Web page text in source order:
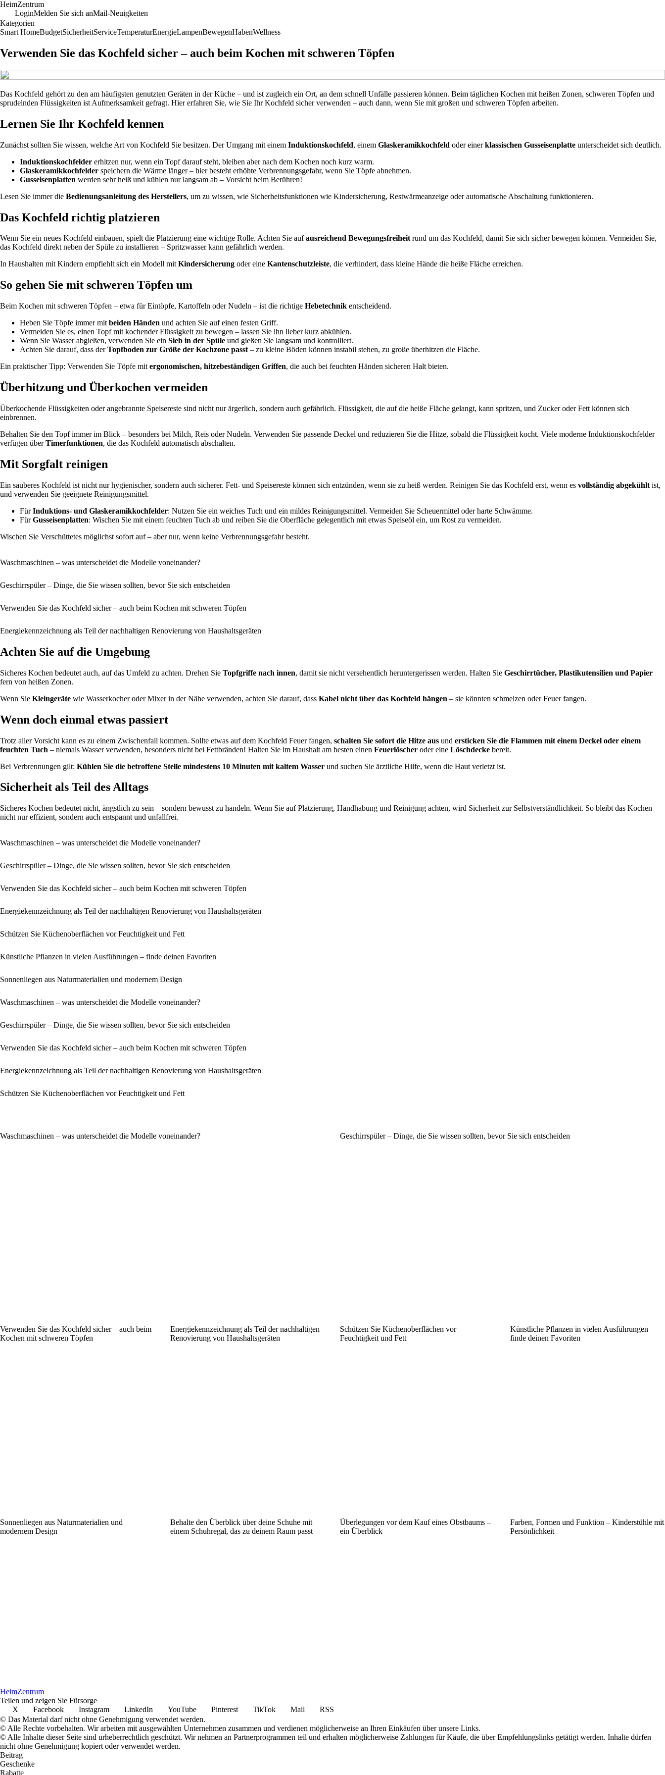
HeimZentrum
LoginMelden Sie sich anMail-Neuigkeiten
Kategorien
Smart HomeBudgetSicherheitServiceTemperaturEnergieLampenBewegenHabenWellness
Verwenden Sie das Kochfeld sicher – auch beim Kochen mit schweren Töpfen
Das Kochfeld gehört zu den am häufigsten genutzten Geräten in der Küche – und ist zugleich ein Ort, an dem schnell Unfälle passieren können. Beim täglichen Kochen mit heißen Zonen, schweren Töpfen und
sprudelnden Flüssigkeiten ist Aufmerksamkeit gefragt. Hier erfahren Sie, wie Sie Ihr Kochfeld sicher verwenden – auch dann, wenn Sie mit großen und schweren Töpfen arbeiten.
Lernen Sie Ihr Kochfeld kennen
Zunächst sollten Sie wissen, welche Art von Kochfeld Sie besitzen. Der Umgang mit einem Induktionskochfeld, einem Glaskeramikkochfeld oder einerklassischen Gusseisenplatte unterscheidet sich deutlich.
Induktionskochfelder erhitzen nur, wenn ein Topf darauf steht, bleiben aber nach dem Kochen noch kurz warm.
Glaskeramikkochfelder speichern die Wärme länger – hier besteht erhöhte Verbrennungsgefahr, wenn Sie Töpfe abnehmen.
Gusseisenplatten werden sehr heiß und kühlen nur langsam ab – Vorsicht beim Berühren!
Lesen Sie immer die Bedienungsanleitung des Herstellers, um zu wissen, wie Sicherheitsfunktionen wie Kindersicherung, Restwärmeanzeige oder automatische Abschaltung funktionieren.
Das Kochfeld richtig platzieren
Wenn Sie ein neues Kochfeld einbauen, spielt die Platzierung eine wichtige Rolle. Achten Sie aufausreichend Bewegungsfreiheitrund um das Kochfeld, damit Sie sich sicher bewegen können. Vermeiden Sie,
das Kochfeld direkt neben der Spüle zu installieren – Spritzwasser kann gefährlich werden.
In Haushalten mit Kindern empfiehlt sich ein Modell mitKindersicherung oder eine Kantenschutzleiste, die verhindert, dass kleine Hände die heiße Fläche erreichen.
So gehen Sie mit schweren Töpfen um
Beim Kochen mit schweren Töpfen – etwa für Eintöpfe, Kartoffeln oder Nudeln – ist die richtige Hebetechnik entscheidend.
Heben Sie Töpfe immer mit beiden Händen und achten Sie auf einen festen Griff.
Vermeiden Sie es, einen Topf mit kochender Flüssigkeit zu bewegen – lassen Sie ihn lieber kurz abkühlen.
Wenn Sie Wasser abgießen, verwenden Sie ein Sieb in der Spüle und gießen Sie langsam und kontrolliert.
Achten Sie darauf, dass derTopfboden zur Größe der Kochzone passt – zu kleine Böden können instabil stehen, zu große überhitzen die Fläche.
Ein praktischer Tipp: Verwenden Sie Töpfe mit ergonomischen, hitzebeständigen Griffen, die auch bei feuchten Händen sicheren Halt bieten.
Überhitzung und Überkochen vermeiden
Überkochende Flüssigkeiten oder angebrannte Speisereste sind nicht nur ärgerlich, sondern auch gefährlich. Flüssigkeit, die auf die heiße Fläche gelangt, kann spritzen, und Zucker oder Fett können sich
einbrennen.
Behalten Sie den Topf immer im Blick – besonders bei Milch, Reis oder Nudeln. Verwenden Sie passende Deckel und reduzieren Sie die Hitze, sobald die Flüssigkeit kocht. Viele moderne Induktionskochfelder
verfügen überTimerfunktionen, die das Kochfeld automatisch abschalten.
Mit Sorgfalt reinigen
Ein sauberes Kochfeld ist nicht nur hygienischer, sondern auch sicherer. Fett- und Speisereste können sich entzünden, wenn sie zu heiß werden. Reinigen Sie das Kochfeld erst, wenn es vollständig abgekühlt ist,
und verwenden Sie geeignete Reinigungsmittel.
FürInduktions- und Glaskeramikkochfelder: Nutzen Sie ein weiches Tuch und ein mildes Reinigungsmittel. Vermeiden Sie Scheuermittel oder harte Schwämme.
FürGusseisenplatten: Wischen Sie mit einem feuchten Tuch ab und reiben Sie die Oberfläche gelegentlich mit etwas Speiseöl ein, um Rost zu vermeiden.
Wischen Sie Verschüttetes möglichst sofort auf – aber nur, wenn keine Verbrennungsgefahr besteht.
Waschmaschinen – was unterscheidet die Modelle voneinander?
Geschirrspüler – Dinge, die Sie wissen sollten, bevor Sie sich entscheiden
Verwenden Sie das Kochfeld sicher – auch beim Kochen mit schweren Töpfen
Energiekennzeichnung als Teil der nachhaltigen Renovierung von Haushaltsgeräten
Achten Sie auf die Umgebung
Sicheres Kochen bedeutet auch, auf das Umfeld zu achten. Drehen Sie Topfgriffe nach innen, damit sie nicht versehentlich heruntergerissen werden. Halten Sie Geschirrtücher, Plastikutensilien und Papier
fern von heißen Zonen.
Wenn Sie Kleingeräte wie Wasserkocher oder Mixer in der Nähe verwenden, achten Sie darauf, dass Kabel nicht über das Kochfeld hängen – sie könnten schmelzen oder Feuer fangen.
Wenn doch einmal etwas passiert
Trotz aller Vorsicht kann es zu einem Zwischenfall kommen. Sollte etwas auf dem Kochfeld Feuer fangen, schalten Sie sofort die Hitze aus und ersticken Sie die Flammen mit einem Deckel oder einem
feuchten Tuch – niemals Wasser verwenden, besonders nicht bei Fettbränden! Halten Sie im Haushalt am besten einen Feuerlöscher oder eine Löschdecke bereit.
Bei Verbrennungen gilt: Kühlen Sie die betroffene Stelle mindestens 10 Minuten mit kaltem Wasser und suchen Sie ärztliche Hilfe, wenn die Haut verletzt ist.
Sicherheit als Teil des Alltags
Sicheres Kochen bedeutet nicht, ängstlich zu sein – sondern bewusst zu handeln. Wenn Sie auf Platzierung, Handhabung und Reinigung achten, wird Sicherheit zur Selbstverständlichkeit. So bleibt das Kochen
nicht nur effizient, sondern auch entspannt und unfallfrei.
Waschmaschinen – was unterscheidet die Modelle voneinander?
Geschirrspüler – Dinge, die Sie wissen sollten, bevor Sie sich entscheiden
Verwenden Sie das Kochfeld sicher – auch beim Kochen mit schweren Töpfen
Energiekennzeichnung als Teil der nachhaltigen Renovierung von Haushaltsgeräten
Schützen Sie Küchenoberflächen vor Feuchtigkeit und Fett
Künstliche Pflanzen in vielen Ausführungen – finde deinen Favoriten
Sonnenliegen aus Naturmaterialien und modernem Design
Waschmaschinen – was unterscheidet die Modelle voneinander?
Geschirrspüler – Dinge, die Sie wissen sollten, bevor Sie sich entscheiden
Verwenden Sie das Kochfeld sicher – auch beim Kochen mit schweren Töpfen
Energiekennzeichnung als Teil der nachhaltigen Renovierung von Haushaltsgeräten
Schützen Sie Küchenoberflächen vor Feuchtigkeit und Fett
Waschmaschinen – was unterscheidet die Modelle voneinander? Geschirrspüler – Dinge, die Sie wissen sollten, bevor Sie sich entscheiden
Verwenden Sie das Kochfeld sicher – auch beim
Kochen mit schweren Töpfen
Energiekennzeichnung als Teil der nachhaltigen
Renovierung von Haushaltsgeräten
Schützen Sie Küchenoberflächen vor
Feuchtigkeit und Fett
Künstliche Pflanzen in vielen Ausführungen –
finde deinen Favoriten
Sonnenliegen aus Naturmaterialien und
modernem Design
Behalte den Überblick über deine Schuhe mit
einem Schuhregal, das zu deinem Raum passt
Überlegungen vor dem Kauf eines Obstbaums –
ein Überblick
Farben, Formen und Funktion – Kinderstühle mit
Persönlichkeit
HeimZentrum
Teilen und zeigen Sie Fürsorge
X
Facebook Instagram LinkedIn YouTube Pinterest TikTok Mail
RSS
© Das Material darf nicht ohne Genehmigung verwendet werden.
© Alle Rechte vorbehalten. Wir arbeiten mit ausgewählten Unternehmen zusammen und verdienen möglicherweise an Ihren Einkäufen über unsere Links.
© Alle Inhalte dieser Seite sind urheberrechtlich geschützt. Wir nehmen an Partnerprogrammen teil und erhalten möglicherweise Zahlungen für Käufe, die über Empfehlungslinks getätigt werden. Inhalte dürfen
nicht ohne Genehmigung kopiert oder verwendet werden.
Beitrag
Geschenke
Rabatte